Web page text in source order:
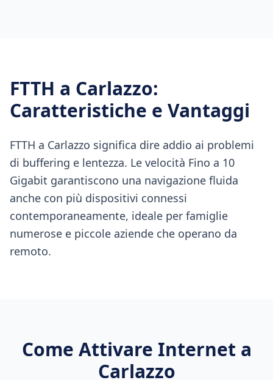
FTTH a Carlazzo:
Caratteristiche e Vantaggi
FTTH a Carlazzo significa dire addio ai problemi
di buffering e lentezza. Le velocità Fino a 10
Gigabit garantiscono una navigazione fluida
anche con più dispositivi connessi
contemporaneamente, ideale per famiglie
numerose e piccole aziende che operano da
remoto.
Come Attivare Internet a
Carlazzo